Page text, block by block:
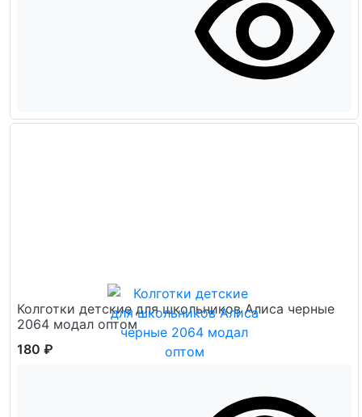
Колготки детские для школьников Алиса черные
2064 модал оптом
180 ₽